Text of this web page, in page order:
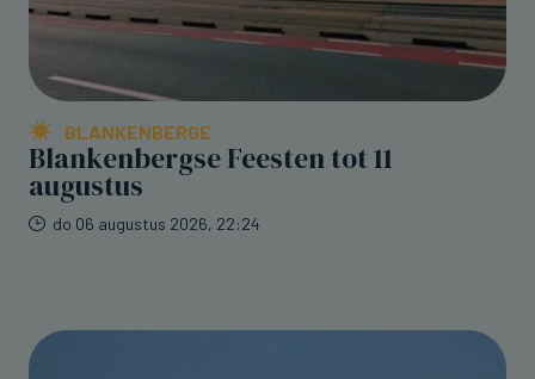
BLANKENBERGE
Blankenbergse Feesten tot 11
augustus
do 06 augustus 2026, 22:24